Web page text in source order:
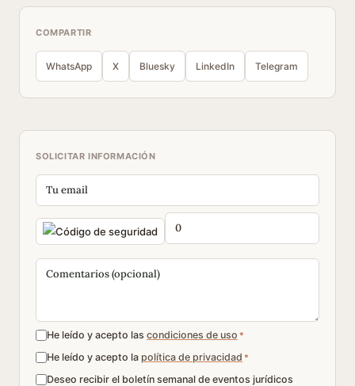
COMPARTIR
WhatsApp X Bluesky LinkedIn Telegram
SOLICITAR INFORMACIÓN
He leído y acepto las condiciones de uso *
He leído y acepto la política de privacidad *
Deseo recibir el boletín semanal de eventos jurídicos